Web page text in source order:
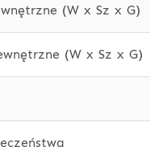
(W x Sz x G)
(W x Sz x G)